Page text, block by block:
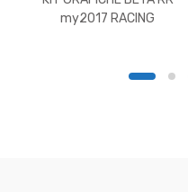
era:
è:
my2017 RACING